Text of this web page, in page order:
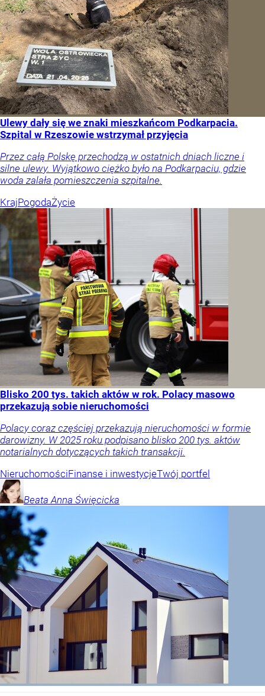
Ulewy dały się we znaki mieszkańcom Podkarpacia.
Szpital w Rzeszowie wstrzymał przyjęcia
Przez całą Polskę przechodzą w ostatnich dniach liczne i
silne ulewy. Wyjątkowo ciężko było na Podkarpaciu, gdzie
woda zalała pomieszczenia szpitalne.
KrajPogodaŻycie
Blisko 200 tys. takich aktów w rok. Polacy masowo
przekazują sobie nieruchomości
Polacy coraz częściej przekazują nieruchomości w formie
darowizny. W 2025 roku podpisano blisko 200 tys. aktów
notarialnych dotyczących takich transakcji.
NieruchomościFinanse i inwestycjeTwój portfel
Beata Anna Święcicka